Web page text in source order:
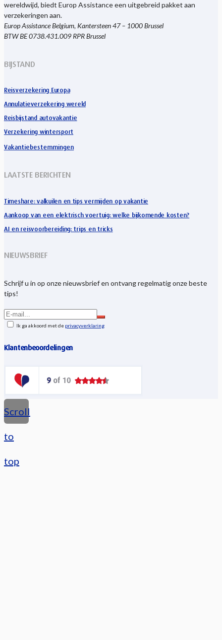
wereldwijd, biedt Europ Assistance een uitgebreid pakket aan
verzekeringen aan.
Europ Assistance Belgium, Kantersteen 47 – 1000 Brussel
BTW BE 0738.431.009 RPR Brussel
BIJSTAND
Reisverzekering Europa
Annulatieverzekering wereld
Reisbijstand autovakantie
Verzekering wintersport
Vakantiebestemmingen
LAATSTE BERICHTEN
Timeshare: valkuilen en tips vermijden op vakantie
Aankoop van een elektrisch voertuig: welke bijkomende kosten?
AI en reisvoorbereiding: trips en tricks
NIEUWSBRIEF
Schrijf u in op onze nieuwsbrief en ontvang regelmatig onze beste
tips!
Ik ga akkoord met de privacyverklaring
Klantenbeoordelingen
Scroll
to
top